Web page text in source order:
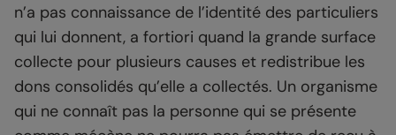
n’a pas connaissance de l’identité des particuliers
qui lui donnent, a fortiori quand la grande surface
collecte pour plusieurs causes et redistribue les
dons consolidés qu’elle a collectés. Un organisme
qui ne connaît pas la personne qui se présente